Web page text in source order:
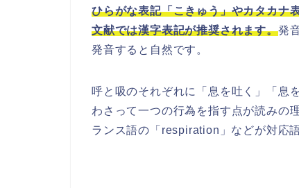
ひらがな表記「こきゅう」やカタカナ
文献では漢字表記が推奨されます。発
発音すると自然です。
呼と吸のそれぞれに「息を吐く」「息
わさって一つの行為を指す点が読みの
ランス語の「respiration」などが対応語